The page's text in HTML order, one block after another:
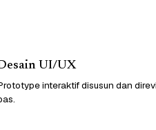
UI/UX
interaktif disusun dan